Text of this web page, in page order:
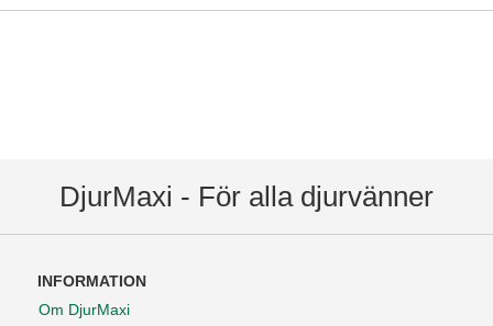
DjurMaxi - För alla djurvänner
INFORMATION
Om DjurMaxi